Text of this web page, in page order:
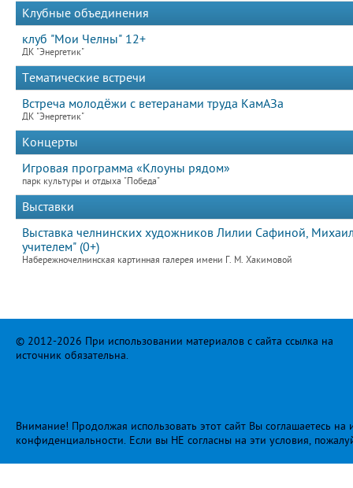
Клубные объединения
клуб "Мои Челны" 12+
ДК "Энергетик"
Тематические встречи
Встреча молодёжи с ветеранами труда КамАЗа
ДК "Энергетик"
Концерты
Игровая программа «Клоуны рядом»
парк культуры и отдыха "Победа"
Выставки
Выставка челнинских художников Лилии Сафиной,
учителем" (0+)
Набережночелнинская картинная галерея имени Г. М. Хакимовой
© 2012-2026 При использовании материалов с сайта ссылка на
источник обязательна.
Внимание! Продолжая использовать этот сайт Вы соглашаетесь
конфиденциальности. Если вы НЕ согласны на эти условия,